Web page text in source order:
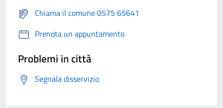
Chiama il comune 0575 65641
Prenota un appuntamento
Problemi in città
Segnala disservizio